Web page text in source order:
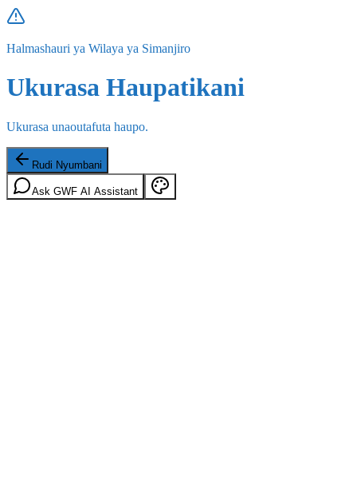
Halmashauri ya Wilaya ya Simanjiro
Ukurasa Haupatikani
Ukurasa unaoutafuta haupo.
Rudi Nyumbani
Ask GWF AI Assistant